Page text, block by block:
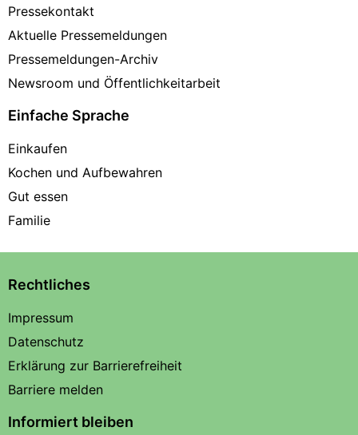
Pressekontakt
Aktuelle Pressemeldungen
Pressemeldungen-Archiv
Newsroom und Öffentlichkeitarbeit
Einfache Sprache
Einkaufen
Kochen und Aufbewahren
Gut essen
Familie
Rechtliches
Impressum
Datenschutz
Erklärung zur Barrierefreiheit
Barriere melden
Informiert bleiben